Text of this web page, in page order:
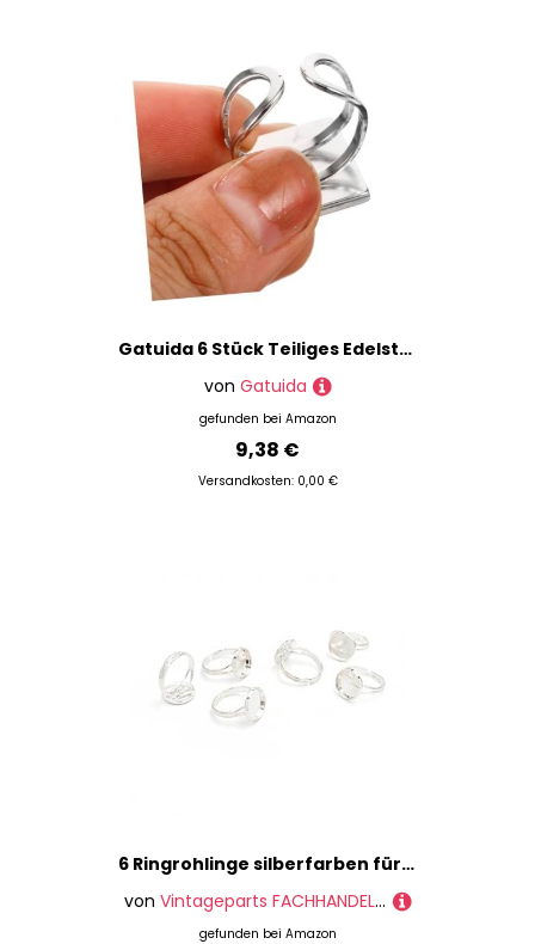
Gatuida 6 Stück Teiliges Edelstahl Ringrohling Verstellbar Flacher Ringträger DIY Schmuckherstellung Zubehör für Individuelle Fingerringe Quadratisch Langlebig Vielseitig
von Gatuida
gefunden bei Amazon
9,38 €
Versandkosten: 0,00 €
6 Ringrohlinge silberfarben für 12 mm Cabochon von Vintageparts, DIY-Schmuck
von Vintageparts FACHHANDEL FÜR SCHMUCKZUBEHÖR
gefunden bei Amazon